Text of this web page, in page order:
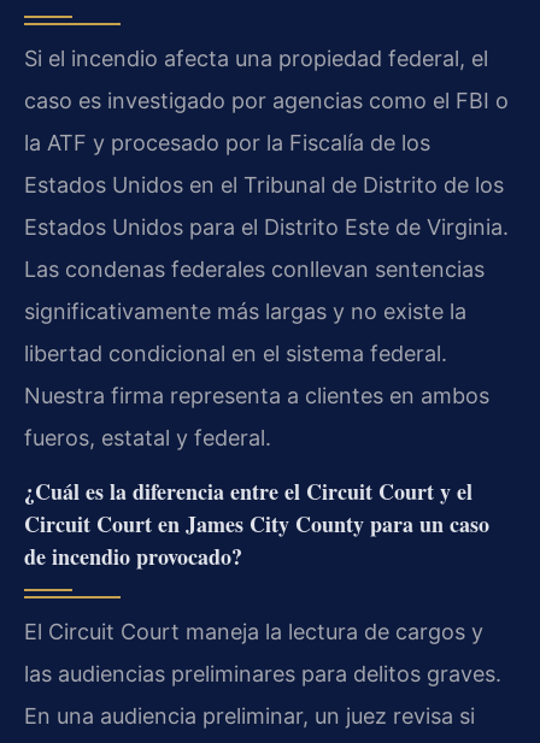
Si el incendio afecta una propiedad federal, el
caso es investigado por agencias como el FBI o
la ATF y procesado por la Fiscalía de los
Estados Unidos en el Tribunal de Distrito de los
Estados Unidos para el Distrito Este de Virginia.
Las condenas federales conllevan sentencias
significativamente más largas y no existe la
libertad condicional en el sistema federal.
Nuestra firma representa a clientes en ambos
fueros, estatal y federal.
¿Cuál es la diferencia entre el Circuit Court y el
Circuit Court en James City County para un caso
de incendio provocado?
El Circuit Court maneja la lectura de cargos y
las audiencias preliminares para delitos graves.
En una audiencia preliminar, un juez revisa si